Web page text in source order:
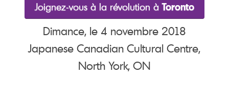
Joignez-vous à la révolution àToronto
Dimance, le 4 novembre 2018
Japanese Canadian Cultural Centre,
North York, ON